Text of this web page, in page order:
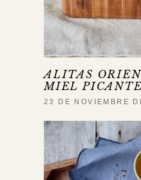
ALITAS
MIEL PICANTE
23 DE NOVIEMBRE